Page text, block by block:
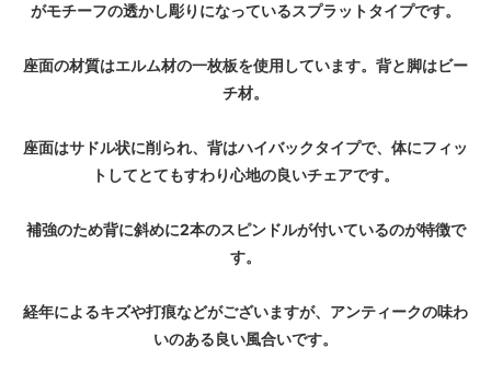
がモチーフの透かし彫りになっているスプラットタイプです。
座面の材質はエルム材の一枚板を使用しています。背と脚はビー
チ材。
座面はサドル状に削られ、背はハイバックタイプで、体にフィッ
トしてとてもすわり心地の良いチェアです。
補強のため背に斜めに2本のスピンドルが付いているのが特徴で
す。
経年によるキズや打痕などがございますが、アンティークの味わ
いのある良い風合いです。